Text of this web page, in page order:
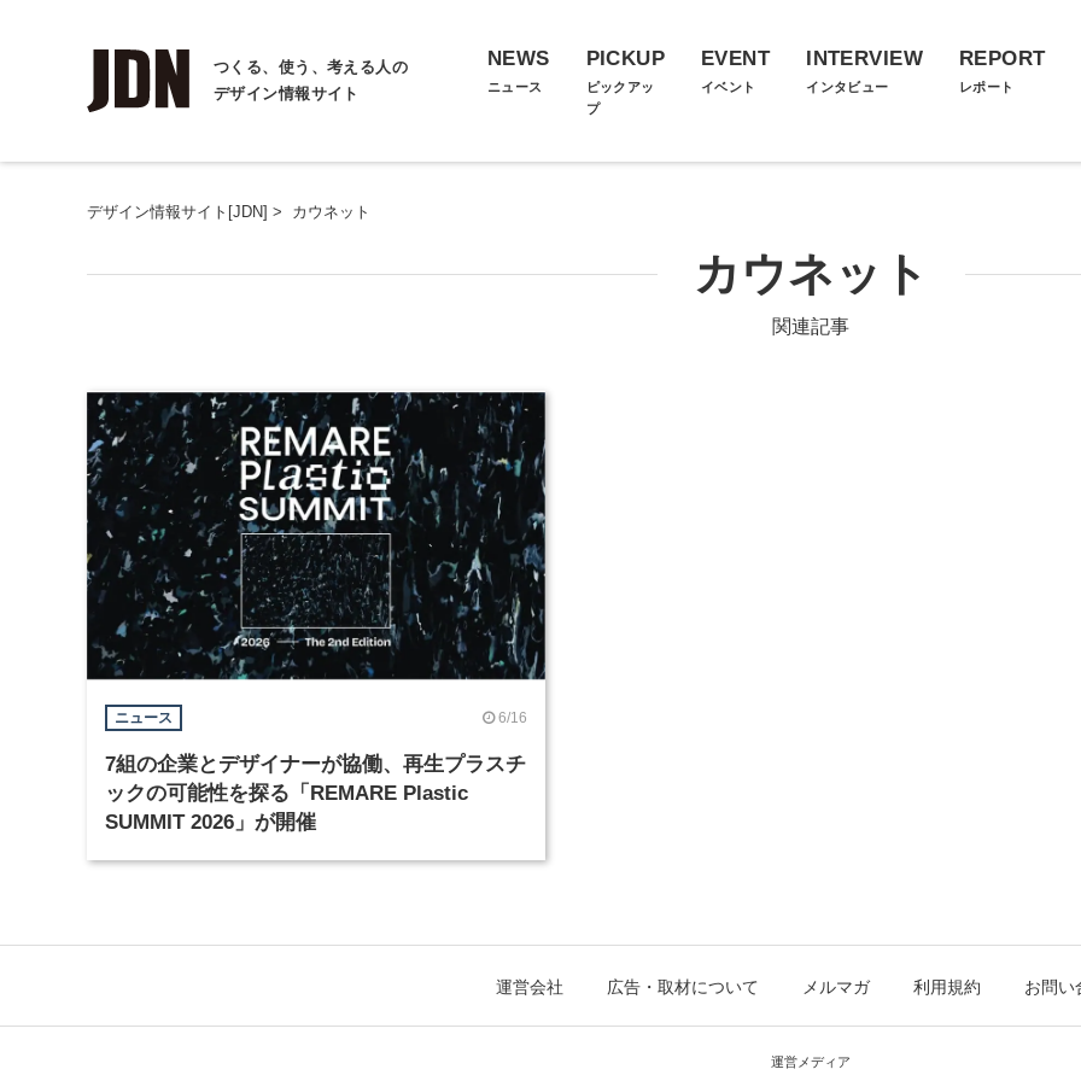
つくる、使う、考える人の
デザイン情報サイト
NEWS
ニュース
PICKUP
ピックアッ
プ
EVENT
イベント
INTERVIEW
インタビュー
REPORT
レポート
デザイン情報サイト[JDN] > カウネット
カウネット
関連記事
ニュース 6/16
7組の企業とデザイナーが協働、再生プラスチ
ックの可能性を探る「REMARE Plastic
SUMMIT 2026」が開催
運営会社 広告・取材について メルマガ 利用規約 お問い
運営メディア